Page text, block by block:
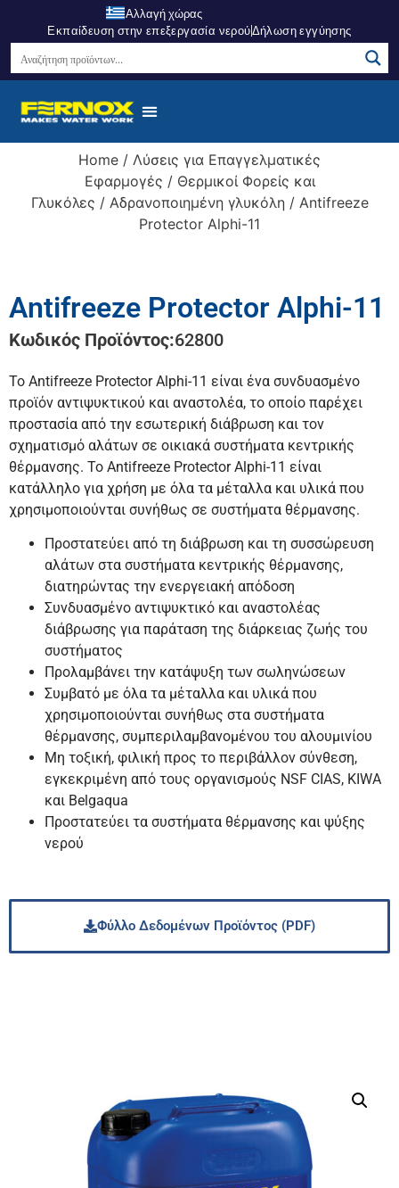
Αλλαγή χώρας
Εκπαίδευση στην επεξεργασία νερούΔήλωση εγγύησης
Home / Λύσεις για Επαγγελματικές
Εφαρμογές / Θερμικοί Φορείς και
Γλυκόλες / Αδρανοποιημένη γλυκόλη/ Antifreeze
Protector Alphi-11
Antifreeze Protector Alphi-11
Κωδικός Προϊόντος:62800
Το Antifreeze Protector Alphi-11 είναι ένα συνδυασμένο
προϊόν αντιψυκτικού και αναστολέα, το οποίο παρέχει
προστασία από την εσωτερική διάβρωση και τον
σχηματισμό αλάτων σε οικιακά συστήματα κεντρικής
θέρμανσης. Το Antifreeze Protector Alphi-11 είναι
κατάλληλο για χρήση με όλα τα μέταλλα και υλικά που
χρησιμοποιούνται συνήθως σε συστήματα θέρμανσης.
Προστατεύει από τη διάβρωση και τη συσσώρευση
αλάτων στα συστήματα κεντρικής θέρμανσης,
διατηρώντας την ενεργειακή απόδοση
Συνδυασμένο αντιψυκτικό και αναστολέας
διάβρωσης για παράταση της διάρκειας ζωής του
συστήματος
Προλαμβάνει την κατάψυξη των σωληνώσεων
Συμβατό με όλα τα μέταλλα και υλικά που
χρησιμοποιούνται συνήθως στα συστήματα
θέρμανσης, συμπεριλαμβανομένου του αλουμινίου
Μη τοξική, φιλική προς το περιβάλλον σύνθεση,
εγκεκριμένη από τους οργανισμούς NSF CIAS, KIWA
και Belgaqua
Προστατεύει τα συστήματα θέρμανσης και ψύξης
νερού
Φύλλο Δεδομένων Προϊόντος (PDF)